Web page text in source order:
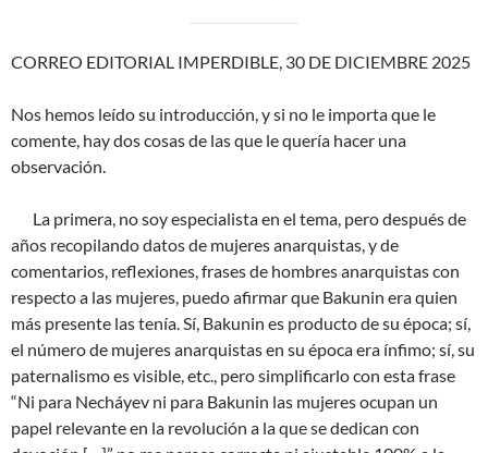
CORREO EDITORIAL IMPERDIBLE, 30 DE DICIEMBRE 2025
Nos hemos leído su introducción, y si no le importa que le
comente, hay dos cosas de las que le quería hacer una
observación.
La primera, no soy especialista en el tema, pero después de
años recopilando datos de mujeres anarquistas, y de
comentarios, reflexiones, frases de hombres anarquistas con
respecto a las mujeres, puedo afirmar que Bakunin era quien
más presente las tenía. Sí, Bakunin es producto de su época; sí,
el número de mujeres anarquistas en su época era ínfimo; sí, su
paternalismo es visible, etc., pero simplificarlo con esta frase
“Ni para Necháyev ni para Bakunin las mujeres ocupan un
papel relevante en la revolución a la que se dedican con